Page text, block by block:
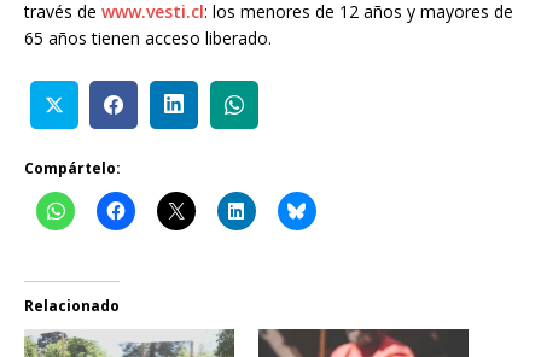
través de www.vesti.cl: los menores de 12 años y mayores de
65 años tienen acceso liberado.
Compártelo:
Relacionado